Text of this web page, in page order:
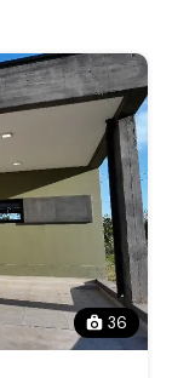
36